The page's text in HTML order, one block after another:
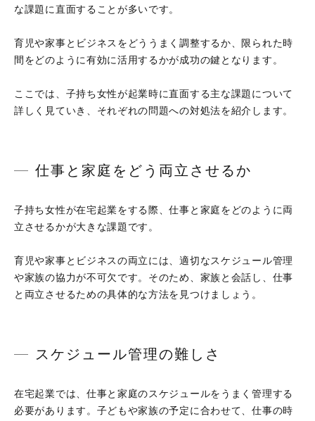
な課題に直面することが多いです。
育児や家事とビジネスをどううまく調整するか、限られた時
間をどのように有効に活用するかが成功の鍵となります。
ここでは、子持ち女性が起業時に直面する主な課題について
詳しく見ていき、それぞれの問題への対処法を紹介します。
仕事と家庭をどう両立させるか
子持ち女性が在宅起業をする際、仕事と家庭をどのように両
立させるかが大きな課題です。
育児や家事とビジネスの両立には、適切なスケジュール管理
や家族の協力が不可欠です。そのため、家族と会話し、仕事
と両立させるための具体的な方法を見つけましょう。
スケジュール管理の難しさ
在宅起業では、仕事と家庭のスケジュールをうまく管理する
必要があります。子どもや家族の予定に合わせて、仕事の時